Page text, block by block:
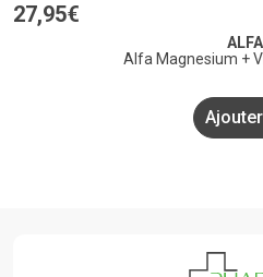
27,95€
ALFA
Alfa Magnesium +
Ajouter